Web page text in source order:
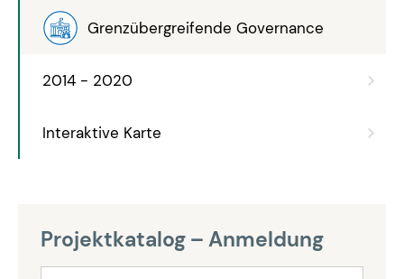
Grenzübergreifende Governance
2014 - 2020
Interaktive Karte
Projektkatalog – Anmeldung